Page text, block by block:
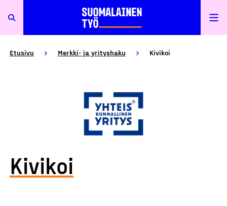
Etusivu Merkki- ja yrityshaku Kivikoi
Kivikoi